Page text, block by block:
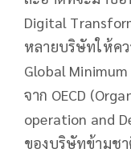
Digital
หลายบริษัทให้คว
Global
จาก OECD
operation and
ของบริษัทข้ามชา